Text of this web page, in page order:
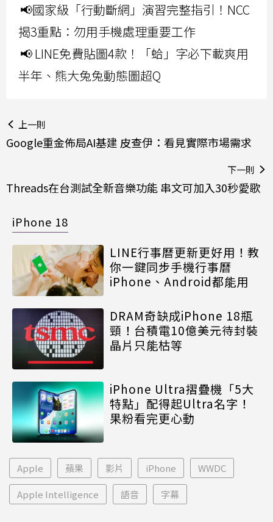
📢國家級「行動斷網」演習完整指引！NCC
揭3重點：勿用手機處理重要工作
📢 LINE免費貼圖4款！「蛤」字必下載爽用
半年、熊大兔兔動態圖超Q
上一則
Google重金佈局AI基建 皮查伊：看見實際市場需求
下一則
Threads在台測試全新音樂功能 串文可加入30秒愛歌
iPhone 18
LINE行事曆更新更好用！教
你一鍵同步手機行事曆
iPhone、Android都能用
DRAM奇缺成iPhone 18瓶
頸！台積電10億美元待封裝
晶片只能枯等
iPhone Ultra摺疊機「5大
特點」配得起Ultra名字！
果粉看完更心動
Apple 蘋果 影片 iPhone WWDC
Apple Intelligence 語音 字幕